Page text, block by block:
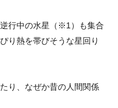
行中の水星（※1）も集合
り熱を帯びそうな星回り
り、なぜか昔の人間関係